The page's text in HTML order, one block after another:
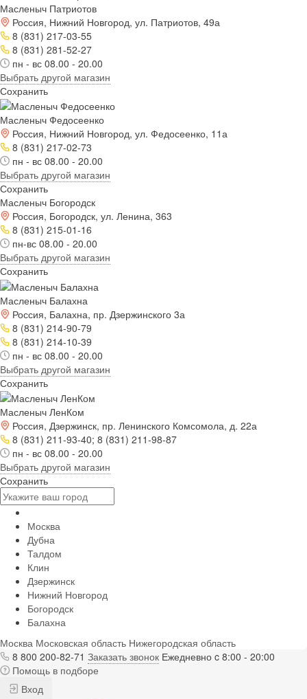
Масленыч Патриотов
Россия, Нижний Новгород, ул. Патриотов, 49а
8 (831) 217-03-55
8 (831) 281-52-27
пн - вс 08.00 - 20.00
Выбрать другой магазин
Сохранить
Масленыч Федосеенко
Россия, Нижний Новгород, ул. Федосеенко, 11а
8 (831) 217-02-73
пн - вс 08.00 - 20.00
Выбрать другой магазин
Сохранить
Масленыч Богородск
Россия, Богородск, ул. Ленина, 363
8 (831) 215-01-16
пн-вс 08.00 - 20.00
Выбрать другой магазин
Сохранить
Масленыч Балахна
Россия, Балахна, пр. Дзержинского 3а
8 (831) 214-90-79
8 (831) 214-10-39
пн - вс 08.00 - 20.00
Выбрать другой магазин
Сохранить
Масленыч ЛенКом
Россия, Дзержинск, пр. Ленинского Комсомола, д. 22а
8 (831) 211-93-40; 8 (831) 211-98-87
пн - вс 08.00 - 20.00
Выбрать другой магазин
Сохранить
Москва
Дубна
Талдом
Клин
Дзержинск
Нижний Новгород
Богородск
Балахна
Москва Московская область Нижегородская область
8 800 200-82-71 Заказать звонок Ежедневно c 8:00 - 20:00
Помощь в подборе
Вход